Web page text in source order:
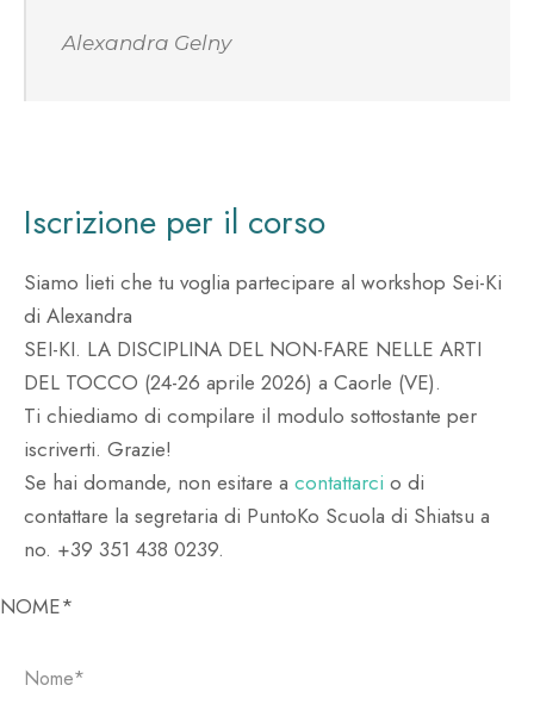
Alexandra Gelny
Iscrizione per il corso
Siamo lieti che tu voglia partecipare al workshop Sei-Ki
di Alexandra
SEI-KI. LA DISCIPLINA DEL NON-FARE NELLE ARTI
DEL TOCCO (24-26 aprile 2026) a Caorle (VE).
Ti chiediamo di compilare il modulo sottostante per
iscriverti. Grazie!
Se hai domande, non esitare a contattarci o di
contattare la segretaria di PuntoKo Scuola di Shiatsu a
no. +39 351 438 0239.
Si prega di lasciare vuoto questo campo.
NOME*